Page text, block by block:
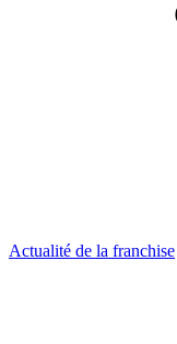
Actualité de la franchise